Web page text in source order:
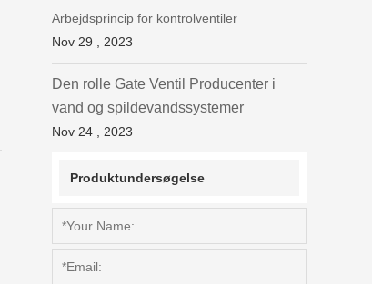
Arbejdsprincip for kontrolventiler
Nov 29 , 2023
Den rolle Gate Ventil Producenter i
vand og spildevandssystemer
Nov 24 , 2023
Produktundersøgelse